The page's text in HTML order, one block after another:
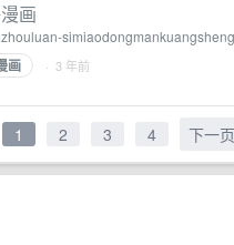
画
画 · 3 年前
1 2 3 4 下一页